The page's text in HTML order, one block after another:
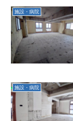
施設・病院
施設・病院